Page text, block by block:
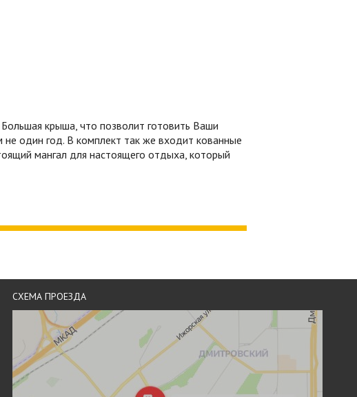
крыша, что позволит готовить Ваши
один год. В комплект так же входит кованные
мангал для настоящего отдыха, который
СХЕМА ПРОЕЗДА